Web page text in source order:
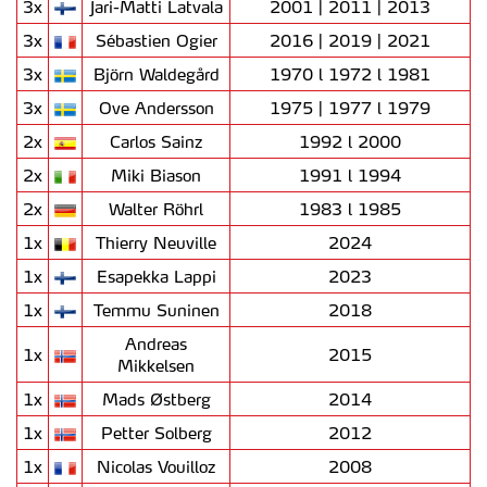
O ACP garantirá que as transferências internacionais de
dados pessoais serão realizadas apenas com o seu
consentimento e quando tal se afigure estritamente
necessário no contexto dos serviços a prestar.
Realçamos que o bloqueio de certo tipo de Cookies e
tecnologias similares pode ter impacto na sua
experiência de navegação no Website e nos serviços
disponibilizados.
Consulte a política de cookies do site.
3x
Jari-Matti Latvala
2001 | 2011 | 2013
3x
Sébastien Ogier
2016 | 2019 | 2021
3x
Björn Waldegård
1970 l 1972 l 1981
3x
Ove Andersson
1975 | 1977 l 1979
2x
Carlos Sainz
1992 l 2000
2x
Miki Biason
1991 l 1994
2x
Walter Röhrl
1983 l 1985
1x
Thierry Neuville
2024
1x
Esapekka Lappi
2023
1x
Temmu Suninen 2018
1x
Andreas
Mikkelsen
2015
1x Mads Østberg
2014
1x
Petter Solberg
2012
1x
Nicolas Vouilloz 2008